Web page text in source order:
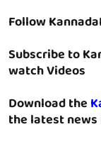
Follow
Subscribe to
watch Videos
Download the
the latest